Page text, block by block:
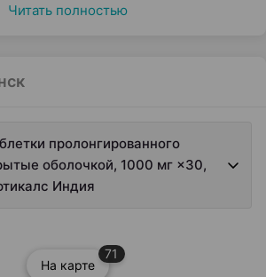
Читать полностью
пролонгированного
оболочкой, 1000 мг ×30,
Индия
На карте
71